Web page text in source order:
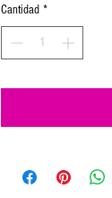
Cantidad *